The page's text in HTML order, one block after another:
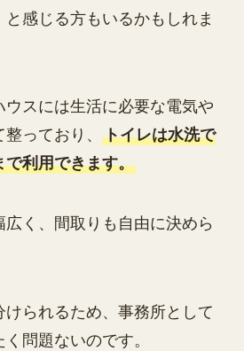
感じる方もいるかもしれま
ウスには生活に必要な電気や
っており、 トイレは水洗で
で利用できます。
広く、間取りも自由に決めら
られるため、事務所として
問題ないのです。